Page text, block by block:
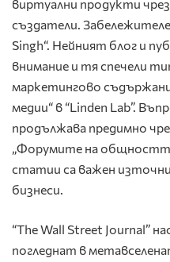
виртуални продукти
създатели.
Singh“. Нейният блог и
внимание и тя спечели
маркетингово
медии“ в “Linden Lab”.
продължава предимно
„Форумите на
статии са важен
бизнеси.
“The Wall Street Journal”
погледнат в